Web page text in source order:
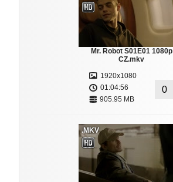
Mr. Robot S01E01 1080p
CZ.mkv
1920x1080
01:04:56
905.95 MB
0
.MKV